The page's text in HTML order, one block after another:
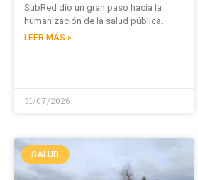
SubRed dio un gran paso hacia la
humanización de la salud pública.
LEER MÁS »
31/07/2026
SALUD